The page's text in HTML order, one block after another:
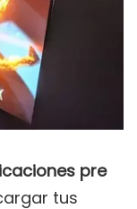
pre
tus